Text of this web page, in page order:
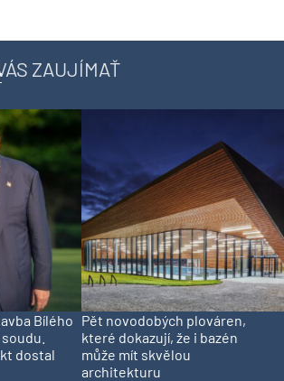
ZAUJÍMAŤ
Bílého
dostal
Pět novodobých plováren,
které dokazují, že i bazén
může mít skvělou
architekturu